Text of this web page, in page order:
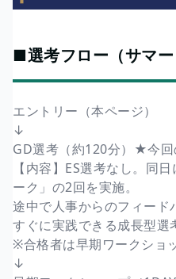
■選考フロー（サマー
エントリー（本ページ）
↓
GD選考（約120分）★今回
【内容】ES選考なし。同
ーク」の2回を実施。
途中で人事からのフィード
すぐに実践できる成長型選
※合格者は早期ワークショ
↓